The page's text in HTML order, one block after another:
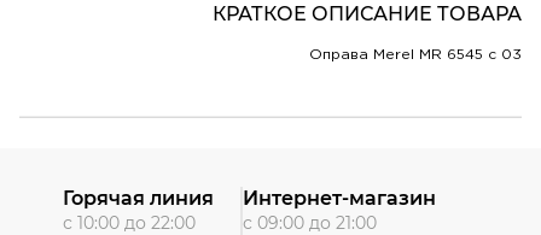
КРАТКОЕ ОПИСАНИЕ ТОВАРА
Оправа Merel MR 6545 с 03
Горячая линия
с 10:00 до 22:00
Интернет-магазин
с 09:00 до 21:00